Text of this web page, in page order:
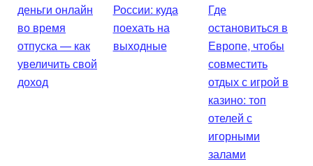
деньги онлайн
во время
отпуска — как
увеличить свой
доход
России: куда
поехать на
выходные
Где
остановиться в
Европе, чтобы
совместить
отдых с игрой в
казино: топ
отелей с
игорными
залами